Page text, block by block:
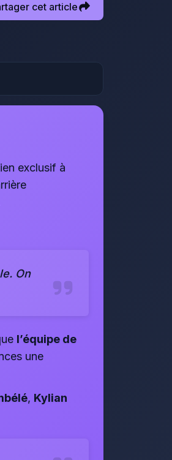
cet article
exclusif à
On
l’équipe de
une
, Kylian